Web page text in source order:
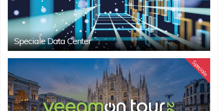
Speciale Data Center
Speciale